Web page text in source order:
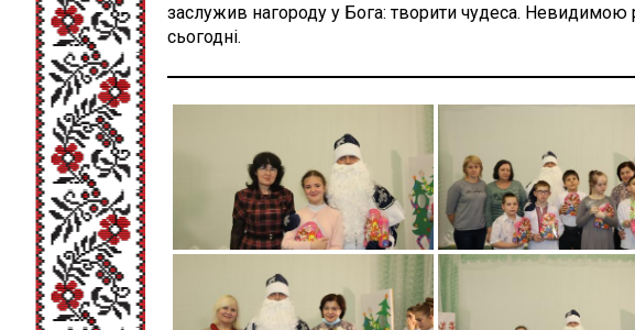
заслужив нагороду у Бога: творити чудеса.
сьогодні.